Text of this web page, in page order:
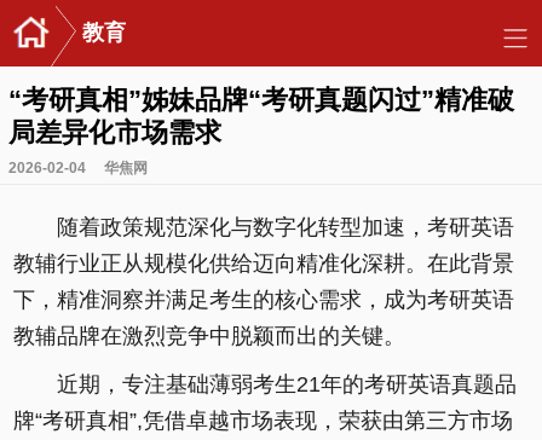
教育
“考研真相”姊妹品牌“考研真题闪过”精准破
局差异化市场需求
2026-02-04 华焦网
随着政策规范深化与数字化转型加速，考研英语
教辅行业正从规模化供给迈向精准化深耕。在此背景
下，精准洞察并满足考生的核心需求，成为考研英语
教辅品牌在激烈竞争中脱颖而出的关键。
近期，专注基础薄弱考生21年的考研英语真题品
牌“考研真相”,凭借卓越市场表现，荣获由第三方市场